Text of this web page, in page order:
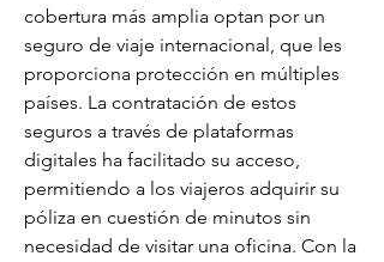
cobertura más amplia optan por un
seguro de viaje internacional, que les
proporciona protección en múltiples
países. La contratación de estos
seguros a través de plataformas
digitales ha facilitado su acceso,
permitiendo a los viajeros adquirir su
póliza en cuestión de minutos sin
necesidad de visitar una oficina. Con la